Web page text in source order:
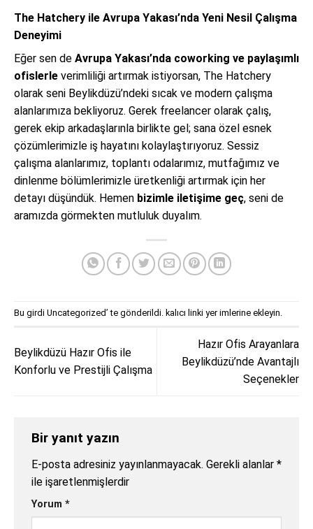
The Hatchery ile Avrupa Yakası’nda Yeni Nesil Çalışma
Deneyimi
Eğer sen de Avrupa Yakası’nda coworking ve paylaşımlı
ofislerle verimliliği artırmak istiyorsan, The Hatchery
olarak seni Beylikdüzü’ndeki sıcak ve modern çalışma
alanlarımıza bekliyoruz. Gerek freelancer olarak çalış,
gerek ekip arkadaşlarınla birlikte gel; sana özel esnek
çözümlerimizle iş hayatını kolaylaştırıyoruz. Sessiz
çalışma alanlarımız, toplantı odalarımız, mutfağımız ve
dinlenme bölümlerimizle üretkenliği artırmak için her
detayı düşündük. Hemen bizimle iletişime geç, seni de
aramızda görmekten mutluluk duyalım.
Bu girdi Uncategorized’ te gönderildi. kalıcı linki yer imlerine ekleyin.
Beylikdüzü Hazır Ofis ile
Konforlu ve Prestijli Çalışma
Hazır Ofis Arayanlara
Beylikdüzü’nde Avantajlı
Seçenekler
Bir yanıt yazın
E-posta adresiniz yayınlanmayacak. Gerekli alanlar *
ile işaretlenmişlerdir
Yorum *